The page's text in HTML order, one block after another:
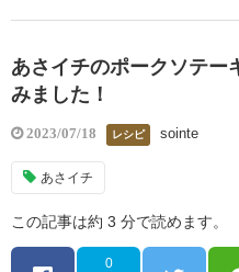
あさイチのポークソテー
みました！
2023/07/18 レシピ sointe
あさイチ
この記事は約 3 分で読めます。
0